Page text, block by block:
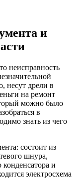
и
неисправность
несут дрели в
на ремонт
можно было
в
знать из чего
состоит из
шнура,
и
электросхема